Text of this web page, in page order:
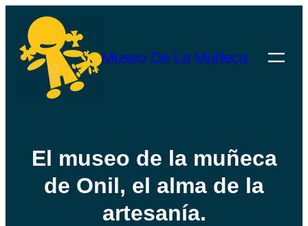
contenido
Museo De La Muñeca
El museo de la muñeca
de Onil, el alma de la
artesanía.